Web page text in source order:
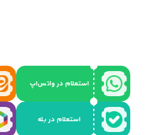
استعلام در واتس‌اپ
استعلام در بله